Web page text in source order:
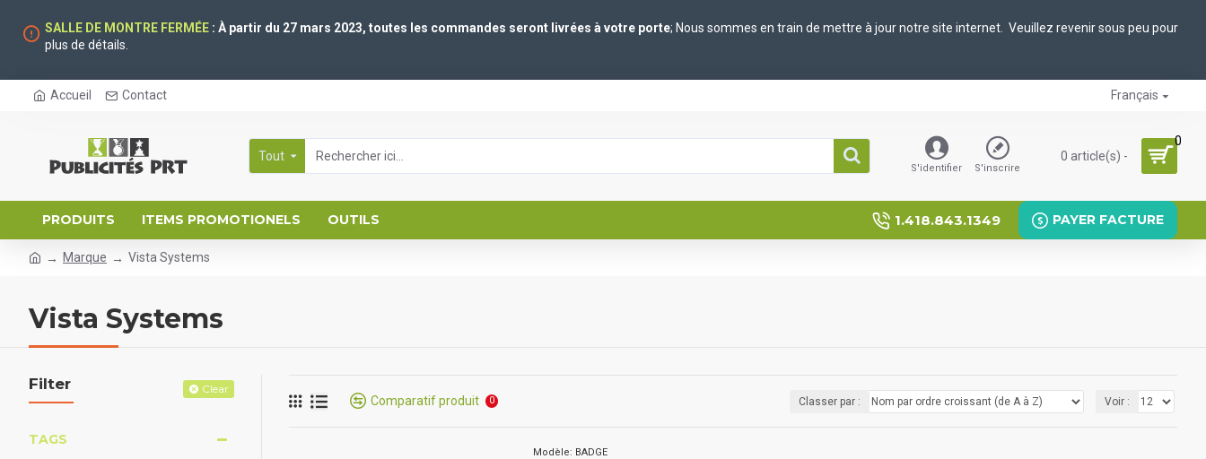
SALLE DE MONTRE FERMÉE : À partir du 27 mars 2023, toutes les commandes seront livrées à votre porte; Nous sommes en train de mettre à jour notre site internet. Veuillez revenir sous peu pour
plus de détails.
Accueil Contact Français
Tout
S'identifier S'inscrire
0 article(s) -
0
PRODUITS ITEMS PROMOTIONELS OUTILS 1.418.843.1349 PAYER FACTURE
Marque Vista Systems
Vista Systems
Filter Clear
TAGS
Comparatif produit 0 Classer par : Voir :
Modèle: BADGE